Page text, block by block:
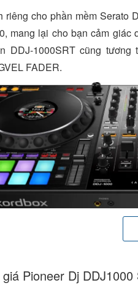
riêng cho phần mềm Serato
mang lại cho bạn cảm giác
DDJ-1000SRT cũng
FADER.
hoà mình cùng đám đông
như tạo sự bùng nổ cho sàn
Pioneer Dj DDJ1000